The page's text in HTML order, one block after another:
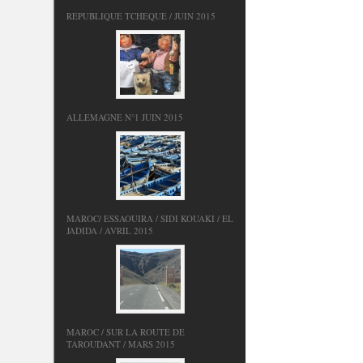
REPUBLIQUE TCHEQUE / JUIN 2015
ALLEMAGNE N°1 JUIN 2015
MAROC/ ESSAOUIRA / SIDI KOUAKI / EL
JADIDA / AVRIL 2015
MAROC / SUR LA ROUTE DE
TAROUDANT / MARS 2015